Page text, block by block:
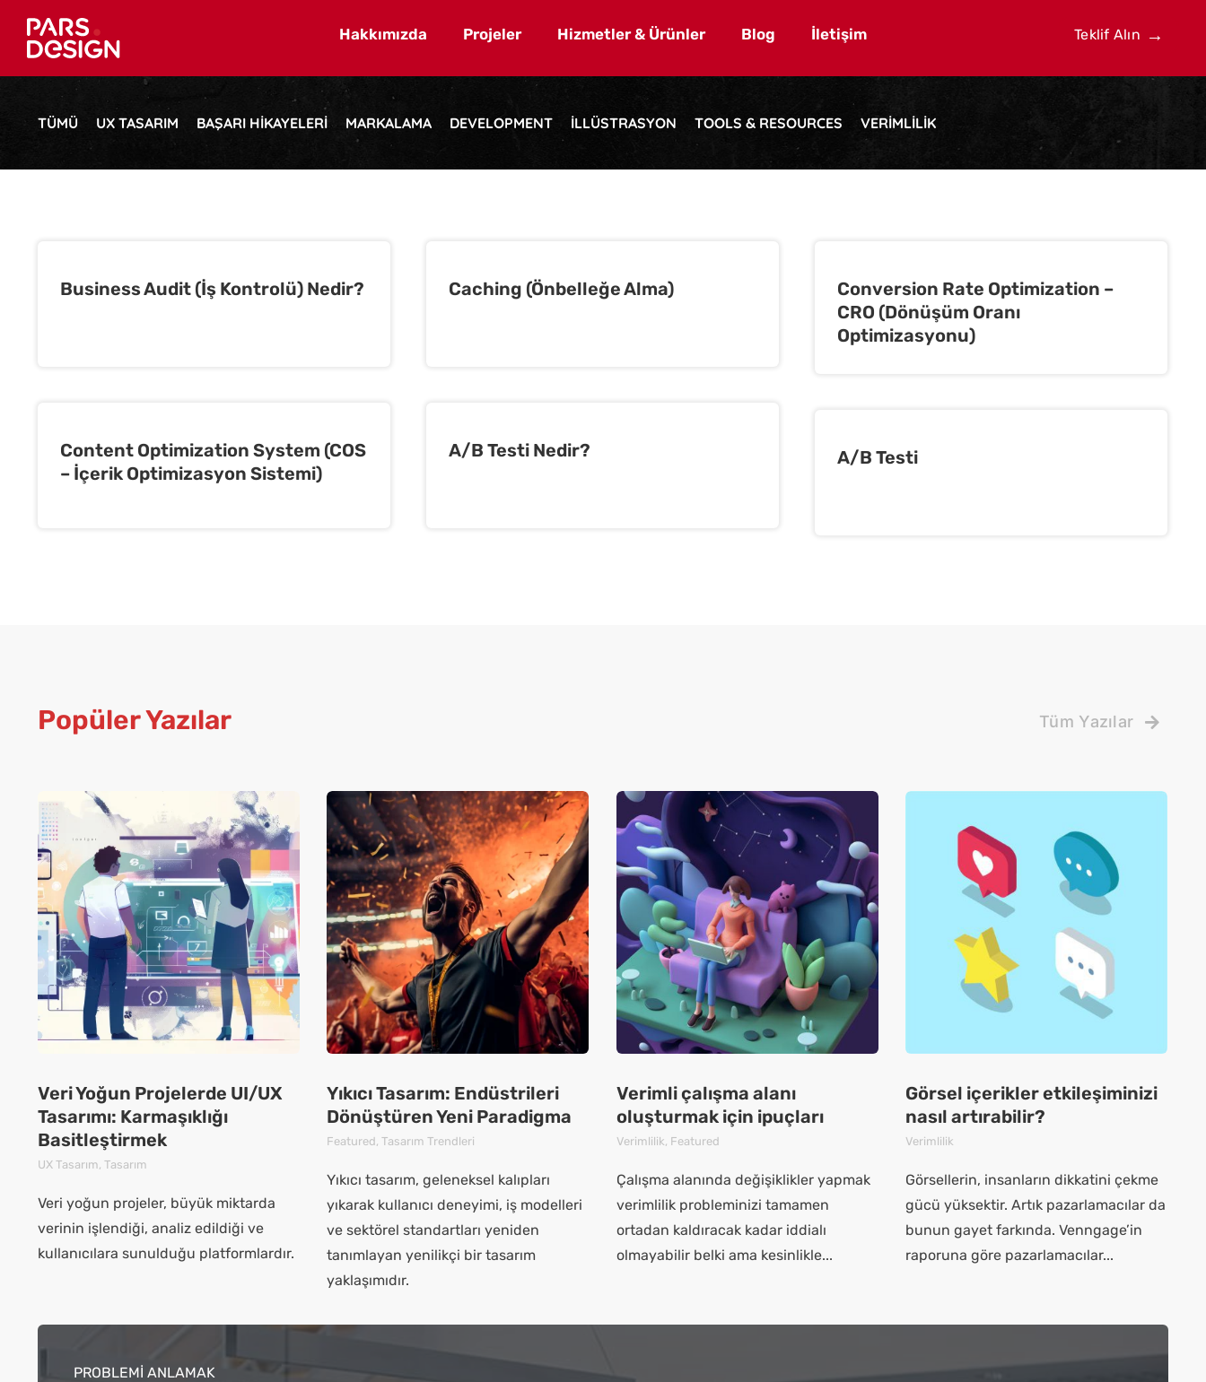
content
Hakkımızda Projeler Hizmetler & Ürünler Blog İletişim Teklif Alın
TÜMÜ UX TASARIM BAŞARI HIKAYELERI MARKALAMA DEVELOPMENT ILLÜSTRASYON TOOLS & RESOURCES VERIMLILIK
Business Audit (İş Kontrolü) Nedir? Caching (Önbelleğe Alma)
Conversion Rate Optimization –
CRO (Dönüşüm Oranı
Optimizasyonu)
Content Optimization System (COS
– İçerik Optimizasyon Sistemi)
A/B Testi Nedir? A/B Testi
Popüler Yazılar Tüm Yazılar
Veri Yoğun Projelerde UI/UX
Tasarımı: Karmaşıklığı
Basitleştirmek
UX Tasarım, Tasarım
Veri yoğun projeler, büyük miktarda
verinin işlendiği, analiz edildiği ve
kullanıcılara sunulduğu platformlardır.
Yıkıcı Tasarım: Endüstrileri
Dönüştüren Yeni Paradigma
Featured, Tasarım Trendleri
Yıkıcı tasarım, geleneksel kalıpları
yıkarak kullanıcı deneyimi, iş modelleri
ve sektörel standartları yeniden
tanımlayan yenilikçi bir tasarım
yaklaşımıdır.
Verimli çalışma alanı
oluşturmak için ipuçları
Verimlilik, Featured
Çalışma alanında değişiklikler yapmak
verimlilik probleminizi tamamen
ortadan kaldıracak kadar iddialı
olmayabilir belki ama kesinlikle...
Görsel içerikler etkileşiminizi
nasıl artırabilir?
Verimlilik
Görsellerin, insanların dikkatini çekme
gücü yüksektir. Artık pazarlamacılar da
bunun gayet farkında. Venngage’in
raporuna göre pazarlamacılar...
PROBLEMİ ANLAMAK